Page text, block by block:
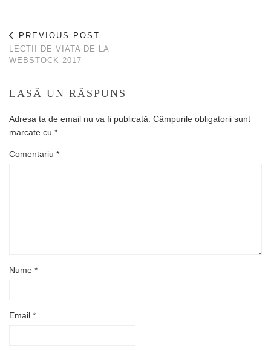
PREVIOUS POST
LECTII DE VIATA DE LA
WEBSTOCK 2017
LASĂ UN RĂSPUNS
Adresa ta de email nu va fi publicată. Câmpurile obligatorii sunt
marcate cu *
Comentariu *
Nume *
Email *